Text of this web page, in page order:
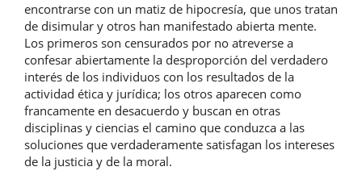
encontrarse con un matiz de hipocresía, que unos tratan
de disimular y otros han manifestado abierta mente.
Los primeros son censurados por no atreverse a
confesar abiertamente la desproporción del verdadero
interés de los individuos con los resultados de la
actividad ética y jurídica; los otros aparecen como
francamente en desacuerdo y buscan en otras
disciplinas y ciencias el camino que conduzca a las
soluciones que verdaderamente satisfagan los intereses
de la justicia y de la moral.